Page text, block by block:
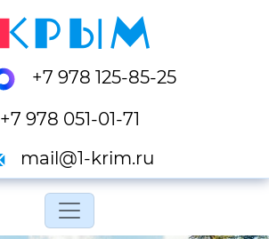
+7 978 125-85-25
+7 978 051-01-71
mail@1-krim.ru
Переключить